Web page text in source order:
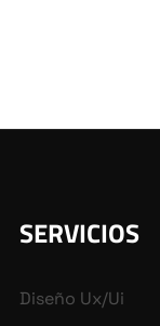
SERVICIOS
Diseño Ux/ui